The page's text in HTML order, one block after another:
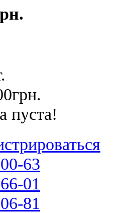
пуста!
63
01
81